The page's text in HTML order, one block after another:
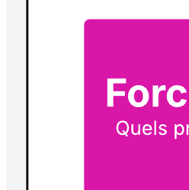
Basé sur le cadre CATWOE, cet
facteurs clés d'un problème
adoptez une approche holistique
Modèles connexes